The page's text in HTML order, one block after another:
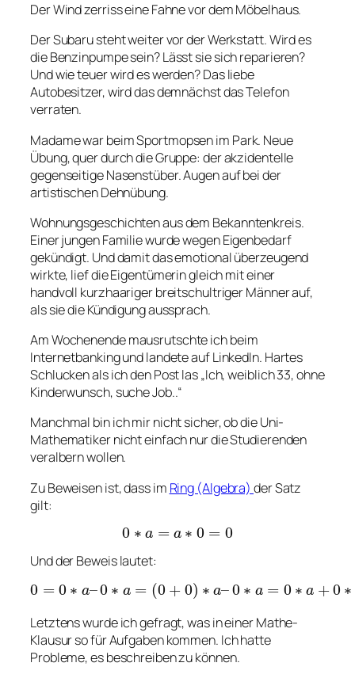
Der Wind zerriss eine Fahne vor dem Möbelhaus.
Der Subaru steht weiter vor der Werkstatt. Wird es
die Benzinpumpe sein? Lässt sie sich reparieren?
Und wie teuer wird es werden? Das liebe
Autobesitzer, wird das demnächst das Telefon
verraten.
Madame war beim Sportmopsen im Park. Neue
Übung, quer durch die Gruppe: der akzidentelle
gegenseitige Nasenstüber. Augen auf bei der
artistischen Dehnübung.
Wohnungsgeschichten aus dem Bekanntenkreis.
Einer jungen Familie wurde wegen Eigenbedarf
gekündigt. Und damit das emotional überzeugend
wirkte, lief die Eigentümerin gleich mit einer
handvoll kurzhaariger breitschultriger Männer auf,
als sie die Kündigung aussprach.
Am Wochenende mausrutschte ich beim
Internetbanking und landete auf LinkedIn. Hartes
Schlucken als ich den Post las „Ich, weiblich 33, ohne
Kinderwunsch, suche Job..“
Manchmal bin ich mir nicht sicher, ob die Uni-
Mathematiker nicht einfach nur die Studierenden
veralbern wollen.
Zu Beweisen ist, dass im Ring (Algebra)der Satz
gilt:
0 ∗ a = a ∗ 0 = 0
0∗ a= a ∗ 0 =0
Und der Beweis lautet:
0 = 0 ∗ a–0 ∗ a = (0 + 0) ∗ a–0 ∗ a = 0 ∗ a +0 ∗
0= 0∗ a – 0∗ =( 0 +0) ∗ a 0 ∗ a 0∗a + 0 ∗a
Letztens wurde ich gefragt, was in einer Mathe-
Klausur so für Aufgaben kommen. Ich hatte
Probleme, es beschreiben zu können.